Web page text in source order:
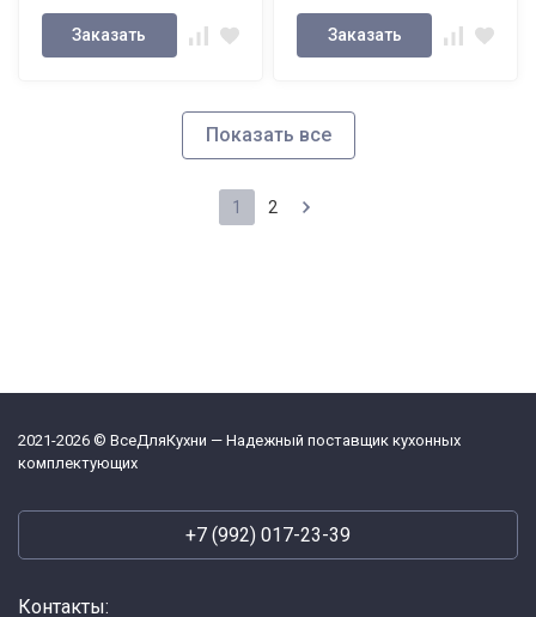
Заказать Заказать
Показать все
1 2
2021-2026 © ВсеДляКухни — Надежный поставщик кухонных
комплектующих
+7 (992) 017-23-39
Контакты: